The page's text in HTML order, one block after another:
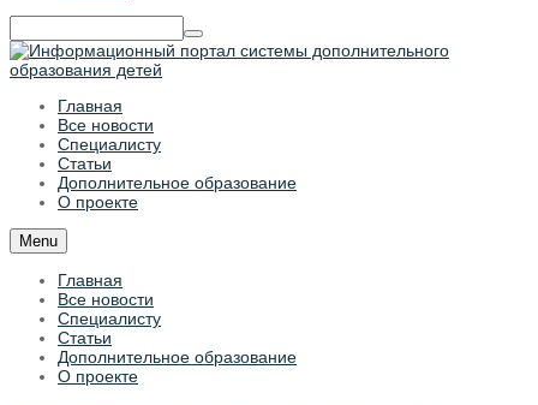
Главная
Все новости
Специалисту
Статьи
Дополнительное образование
О проекте
Menu
Главная
Все новости
Специалисту
Статьи
Дополнительное образование
О проекте